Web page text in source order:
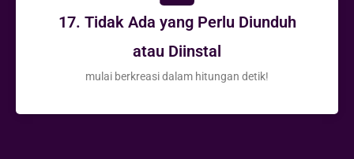
17. Tidak Ada yang Perlu Diunduh
atau Diinstal
mulai berkreasi dalam hitungan detik!